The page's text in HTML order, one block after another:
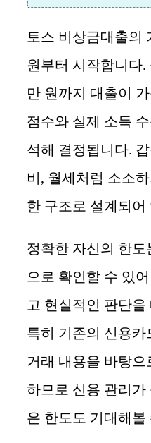
토스 비상금대출의
원부터 시작합니다.
만 원까지 대출이
점수와 실제 소득
석해 결정됩니다.
비, 월세처럼 소소
한 구조로 설계되어
정확한 자신의 한
으로 확인할 수 있
고 현실적인 판단
특히 기존의 신용
거래 내용을 바탕으
하므로 신용 관리가
은 한도도 기대해볼